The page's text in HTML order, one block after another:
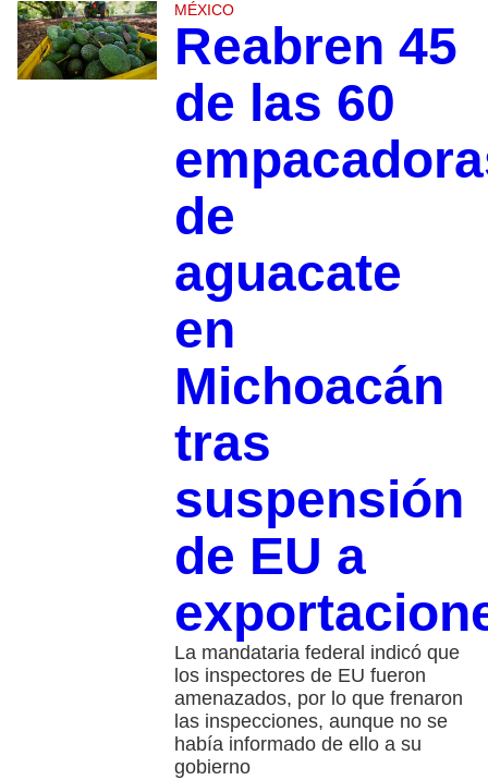
MÉXICO
Reabren 45
de las 60
de
aguacate
en
Michoacán
tras
suspensión
de EU a
La mandataria federal indicó que
los inspectores de EU fueron
amenazados, por lo que frenaron
las inspecciones, aunque no se
había informado de ello a su
gobierno